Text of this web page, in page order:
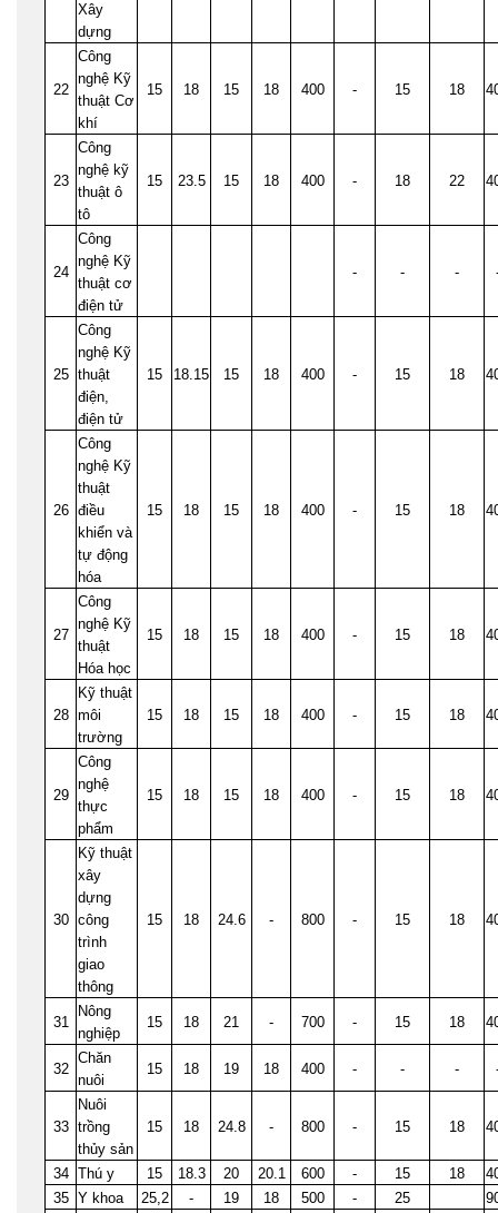
Xây
dựng
22
Công
nghệ Kỹ
thuật Cơ
khí
15 18 15 18 400 - 15 18
23
Công
nghệ kỹ
thuật ô
tô
15 23.5 15 18 400 - 18 22
24
Công
nghệ Kỹ
thuật cơ
điện tử
- - -
25
Công
nghệ Kỹ
thuật
điện,
điện tử
15 18.15 15 18 400 - 15 18
26
Công
nghệ Kỹ
thuật
điều
khiển và
tự động
hóa
15 18 15 18 400 - 15 18
27
Công
nghệ Kỹ
thuật
Hóa học
15 18 15 18 400 - 15 18
28
Kỹ thuật
môi
trường
15 18 15 18 400 - 15 18
29
Công
nghệ
thực
phẩm
15 18 15 18 400 - 15 18
30
Kỹ thuật
xây
dựng
công
trình
giao
thông
15 18 24.6 - 800 - 15 18
31
Nông
nghiệp
15 18 21 - 700 - 15 18
32
Chăn
nuôi
15 18 19 18 400 - - -
33
Nuôi
trồng
thủy sản
15 18 24.8 - 800 - 15 18
34 Thú y 15 18.3 20 20.1 600 - 15 18
35 Y khoa 25,2 - 19 18 500 - 25